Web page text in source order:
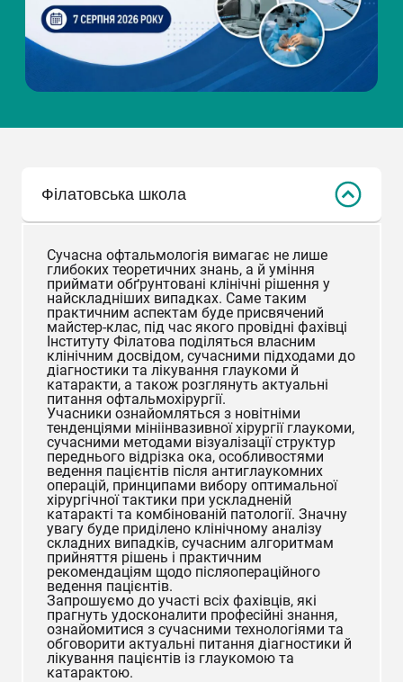
Філатовська школа
Сучасна офтальмологія вимагає не лише
глибоких теоретичних знань, а й уміння
приймати обґрунтовані клінічні рішення у
найскладніших випадках. Саме таким
практичним аспектам буде присвячений
майстер-клас, під час якого провідні фахівці
Інституту Філатова поділяться власним
клінічним досвідом, сучасними підходами до
діагностики та лікування глаукоми й
катаракти, а також розглянуть актуальні
питання офтальмохірургії.
Учасники ознайомляться з новітніми
тенденціями мініінвазивної хірургії глаукоми,
сучасними методами візуалізації структур
переднього відрізка ока, особливостями
ведення пацієнтів після антиглаукомних
операцій, принципами вибору оптимальної
хірургічної тактики при ускладненій
катаракті та комбінованій патології. Значну
увагу буде приділено клінічному аналізу
складних випадків, сучасним алгоритмам
прийняття рішень і практичним
рекомендаціям щодо післяопераційного
ведення пацієнтів.
Запрошуємо до участі всіх фахівців, які
прагнуть удосконалити професійні знання,
ознайомитися з сучасними технологіями та
обговорити актуальні питання діагностики й
лікування пацієнтів із глаукомою та
катарактою.